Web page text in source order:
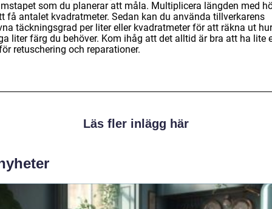
som du planerar att måla. Multiplicera längden med
få antalet kvadratmeter. Sedan kan du använda tillverkarens
täckningsgrad per liter eller kvadratmeter för att räkna ut hur
liter färg du behöver. Kom ihåg att det alltid är bra att ha lite
retuschering och reparationer.
Läs fler inlägg här